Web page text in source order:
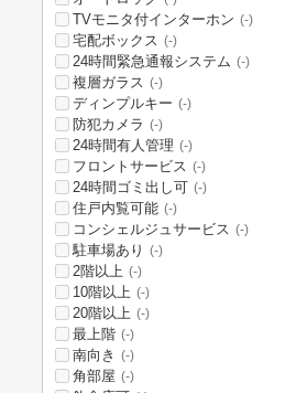
TVモニタ付インターホン (-)
宅配ボックス (-)
24時間緊急通報システム (-)
複層ガラス (-)
ディンプルキー (-)
防犯カメラ (-)
24時間有人管理 (-)
フロントサービス (-)
24時間ゴミ出し可 (-)
住戸内覧可能 (-)
コンシェルジュサービス (-)
駐車場あり (-)
2階以上 (-)
10階以上 (-)
20階以上 (-)
最上階 (-)
南向き (-)
角部屋 (-)